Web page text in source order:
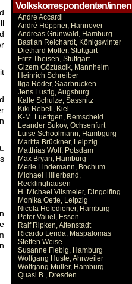
Volkskorrespondenten/innen
Andre Accardi
André Höppner, Hannover
Andreas Grünwald, Hamburg
Bastian Reichardt, Königswinter
Diethard Möller, Stuttgart
Fritz Theisen, Stuttgart
Gizem Gözüacik, Mannheim
Heinrich Schreiber
Ilga Röder, Saarbrücken
Jens Lustig, Augsburg
Kalle Schulze, Sassnitz
Kiki Rebell, Kiel
K-M. Luettgen, Remscheid
Leander Sukov, Ochsenfurt
Luise Schoolmann, Hambgurg
Maritta Brückner, Leipzig
Matthias Wolf, Potsdam
Max Bryan, Hamburg
Merle Lindemann, Bochum
Michael Hillerband,
Recklinghausen
H. Michael Vilsmeier, Dingolfing
Monika Oette, Leipzig
Nicola Hofediener, Hamburg
Peter Vauel, Essen
Ralf Ripken, Altenstadt
Ricardo Lerida, Maspalomas
Steffen Weise
Susanne Fiebig, Hamburg
Wolfgang Huste, Ahrweiler
Wolfgang Müller, Hamburg
Quasi B., Dresden